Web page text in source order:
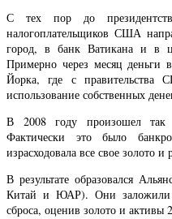
С тех пор до
налогоплательщиков США
город, в банк Ватикана и в
Примерно через месяц деньги
Йорка, где с
использование собственных
В 2008 году произошел так
Фактически это было
израсходовала все свое золото
В результате образовался
Китай и ЮАР). Они заложили
сброса, оценив золото и активы